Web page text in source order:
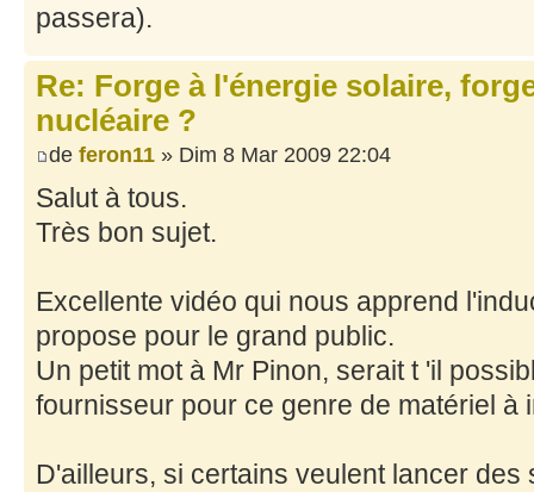
passera).
Re: Forge à l'énergie solaire,
nucléaire ?
de feron11 » Dim 8 Mar 2009 22:04
Salut à tous.
Très bon sujet.
Excellente vidéo qui nous apprend
propose pour le grand public.
Un petit mot à Mr Pinon, serait t 'il
fournisseur pour ce genre de matériel à
D'ailleurs, si certains veulent lancer des